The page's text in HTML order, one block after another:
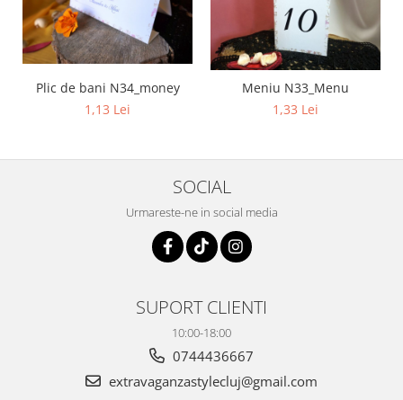
Plic de bani N34_money
1,13 Lei
Meniu N33_Menu
1,33 Lei
SOCIAL
Urmareste-ne in social media
SUPORT CLIENTI
10:00-18:00
0744436667
extravaganzastylecluj@gmail.com